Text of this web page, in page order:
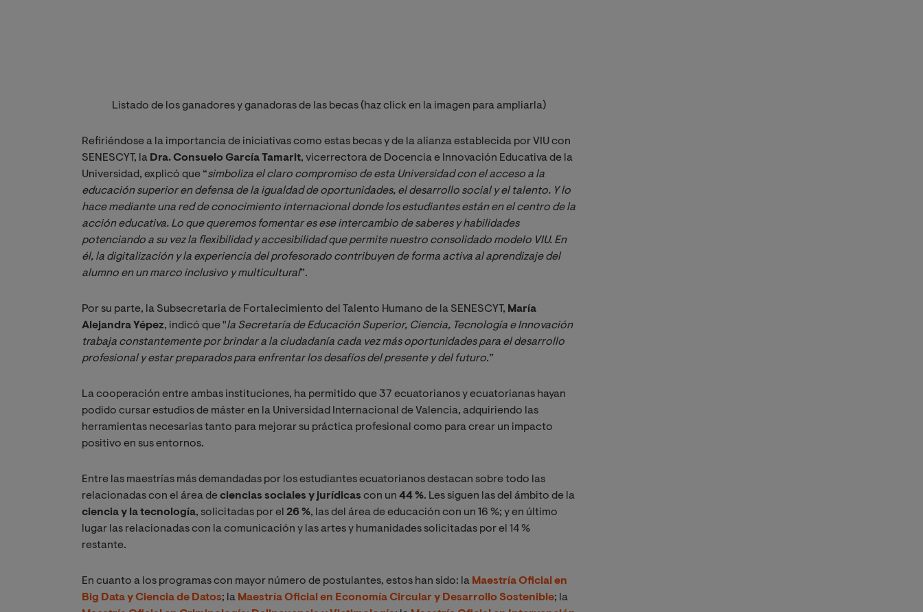
Listado de los ganadores y ganadoras de las becas (haz click en la imagen para ampliarla)
Refiriéndose a la importancia de iniciativas como estas becas y de la alianza establecida por VIU con
SENESCYT, la Dra. Consuelo García Tamarit, vicerrectora de Docencia e Innovación Educativa de la
Universidad, explicó que “simboliza el claro compromiso de esta Universidad con el acceso a la
educación superior en defensa de la igualdad de oportunidades, el desarrollo social y el talento. Y lo
hace mediante una red de conocimiento internacional donde los estudiantes están en el centro de la
acción educativa. Lo que queremos fomentar es ese intercambio de saberes y habilidades
potenciando a su vez la flexibilidad y accesibilidad que permite nuestro consolidado modelo VIU. En
él, la digitalización y la experiencia del profesorado contribuyen de forma activa al aprendizaje del
alumno en un marco inclusivo y multicultural”.
Por su parte, la Subsecretaria de Fortalecimiento del Talento Humano de la SENESCYT, María
Alejandra Yépez, indicó que "la Secretaría de Educación Superior, Ciencia, Tecnología e Innovación
trabaja constantemente por brindar a la ciudadanía cada vez más oportunidades para el desarrollo
profesional y estar preparados para enfrentar los desafíos del presente y del futuro.”
La cooperación entre ambas instituciones, ha permitido que 37 ecuatorianos y ecuatorianas hayan
podido cursar estudios de máster en la Universidad Internacional de Valencia, adquiriendo las
herramientas necesarias tanto para mejorar su práctica profesional como para crear un impacto
positivo en sus entornos.
Entre las maestrías más demandadas por los estudiantes ecuatorianos destacan sobre todo las
relacionadas con el área deciencias sociales y jurídicas con un 44 %. Les siguen las del ámbito de la
ciencia y la tecnología, solicitadas por el 26 %, las del área de educación con un 16 %; y en último
lugar las relacionadas con la comunicación y las artes y humanidades solicitadas por el 14 %
restante.
En cuanto a los programas con mayor número de postulantes, estos han sido: la Maestría Oficial en
Big Data y Ciencia de Datos; la Maestría Oficial en Economía Circular y Desarrollo Sostenible; la